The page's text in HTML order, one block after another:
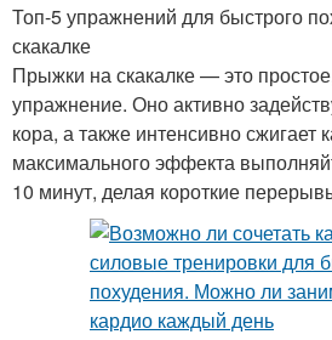
Топ-5 упражнений для быстрого
скакалке
Прыжки на скакалке — это
упражнение. Оно активно
кора, а также интенсивно сжигает
максимального эффекта
10 минут, делая короткие